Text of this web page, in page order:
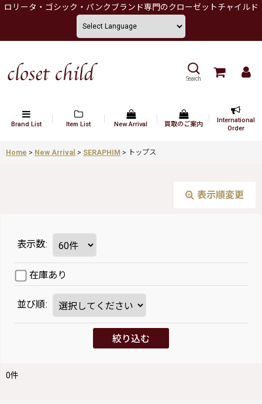
ロリータ・ゴシック・パンクブランド専門のクローゼットチャイルド
Search
Brand List Item List New Arrival 買取のご案内
International
Order
Home > New Arrival > SERAPHIM > トップス
表示順変更
表示数:
在庫あり
並び順:
絞り込む
0件